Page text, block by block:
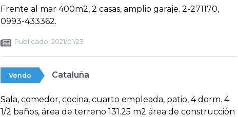
Frente al mar 400m2, 2 casas, amplio garaje. 2-271170,
0993-433362.
Publicado: 2021/01/23
Vendo Cataluña
Sala, comedor, cocina, cuarto empleada, patio, 4 dorm. 4
1/2 baños, área de terreno 131.25 m2 área de construcción